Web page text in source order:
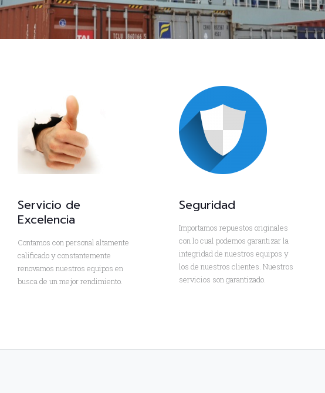
Servicio de
Excelencia
Contamos con personal altamente
calificado y constantemente
renovamos nuestros equipos en
busca de un mejor rendimiento.
Seguridad
Importamos repuestos originales
con lo cual podemos garantizar la
integridad de nuestros equipos y
los de nuestros clientes. Nuestros
servicios son garantizado.